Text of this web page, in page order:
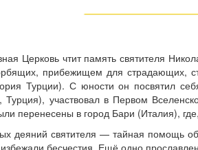
Церковь чтит память святителя
прибежищем для страдающих,
Турции). С юности он посвятил
участвовал в Первом
перенесены в город Бари (Италия),
деяний святителя — тайная помощь